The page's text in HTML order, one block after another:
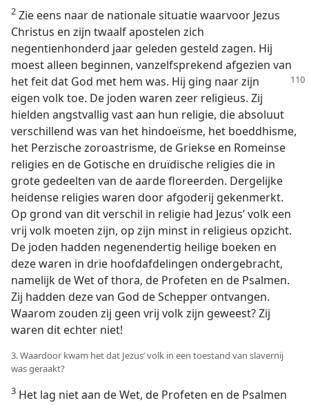
2 Zie eens naar de nationale situatie waarvoor Jezus
Christus en zijn twaalf apostelen zich
negentienhonderd jaar geleden gesteld zagen. Hij
moest alleen beginnen, vanzelfsprekend afgezien van
het feit dat God met hem was. Hij ging naar zijn
eigen volk toe. De joden waren zeer religieus. Zij
hielden angstvallig vast aan hun religie, die absoluut
verschillend was van het hindoeïsme, het boeddhisme,
het Perzische zoroastrisme, de Griekse en Romeinse
religies en de Gotische en druïdische religies die in
grote gedeelten van de aarde floreerden. Dergelijke
heidense religies waren door afgoderij gekenmerkt.
Op grond van dit verschil in religie had Jezus’ volk een
vrij volk moeten zijn, op zijn minst in religieus opzicht.
De joden hadden negenendertig heilige boeken en
deze waren in drie hoofdafdelingen ondergebracht,
namelijk de Wet of thora, de Profeten en de Psalmen.
Zij hadden deze van God de Schepper ontvangen.
Waarom zouden zij geen vrij volk zijn geweest? Zij
waren dit echter niet!
3. Waardoor kwam het dat Jezus’ volk in een toestand van slavernij
was geraakt?
3 Het lag niet aan de Wet, de Profeten en de Psalmen